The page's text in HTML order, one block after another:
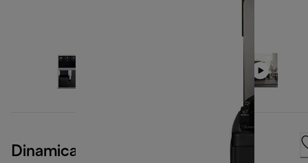
Dinamica Plus